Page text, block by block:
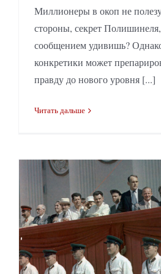
Миллионеры в окоп не
стороны, секрет
сообщением удивишь?
конкретики может
правду до нового уровня [...]
Читать дальше